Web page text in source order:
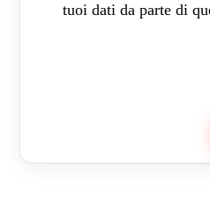
tuoi dati da parte di